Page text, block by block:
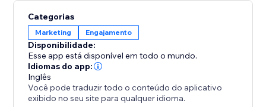
Categorias
Marketing Engajamento
Disponibilidade:
Esse app está disponível em todo o mundo.
Idiomas do app:
Inglês
Você pode traduzir todo o conteúdo do aplicativo
exibido no seu site para qualquer idioma.